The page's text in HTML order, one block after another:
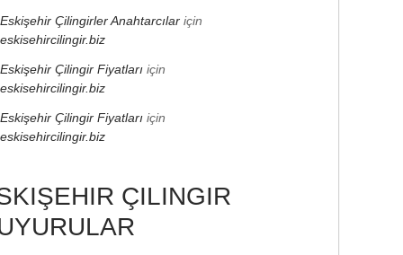
Eskişehir Çilingirler Anahtarcılar için
eskisehircilingir.biz
Eskişehir Çilingir Fiyatları için
eskisehircilingir.biz
Eskişehir Çilingir Fiyatları için
eskisehircilingir.biz
ÇILINGIR